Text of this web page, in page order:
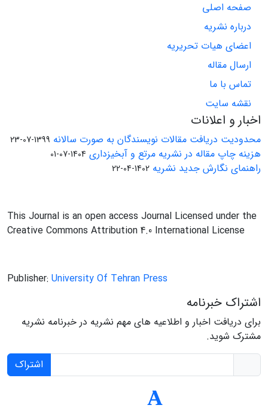
صفحه اصلی
درباره نشریه
اعضای هیات تحریریه
ارسال مقاله
تماس با ما
نقشه سایت
اخبار و اعلانات
محدودیت دریافت مقالات نویسندگان به صورت سالانه 1399-07-23
هزینه چاپ مقاله در نشریه مرتع و آبخیزداری 1404-07-01
راهنمای نگارش جدید نشریه 1402-04-22
This Journal is an open access Journal Licensed under the
Creative Commons Attribution 4.0 International License
Publisher: University Of Tehran Press
اشتراک خبرنامه
برای دریافت اخبار و اطلاعیه های مهم نشریه در خبرنامه نشریه
مشترک شوید.
اشتراک